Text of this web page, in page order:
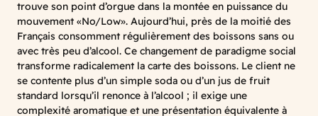
trouve son point d’orgue dans la montée en puissance du
mouvement «No/Low». Aujourd’hui, près de la moitié des
Français consomment régulièrement des boissons sans ou
avec très peu d’alcool. Ce changement de paradigme social
transforme radicalement la carte des boissons. Le client ne
se contente plus d’un simple soda ou d’un jus de fruit
standard lorsqu’il renonce à l’alcool ; il exige une
complexité aromatique et une présentation équivalente à